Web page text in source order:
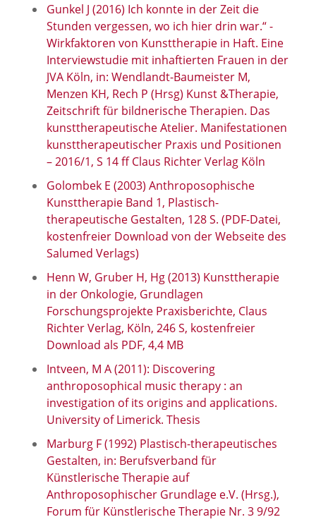
Gunkel J (2016) Ich konnte in der Zeit die
Stunden vergessen, wo ich hier drin war.“ -
Wirkfaktoren von Kunsttherapie in Haft. Eine
Interviewstudie mit inhaftierten Frauen in der
JVA Köln, in: Wendlandt-Baumeister M,
Menzen KH, Rech P (Hrsg) Kunst &Therapie,
Zeitschrift für bildnerische Therapien. Das
kunsttherapeutische Atelier. Manifestationen
kunsttherapeutischer Praxis und Positionen
– 2016/1, S 14 ff Claus Richter Verlag Köln
Golombek E (2003) Anthroposophische
Kunsttherapie Band 1, Plastisch-
therapeutische Gestalten, 128 S. (PDF-Datei,
kostenfreier Download von der Webseite des
Salumed Verlags)
Henn W, Gruber H, Hg (2013) Kunsttherapie
in der Onkologie, Grundlagen
Forschungsprojekte Praxisberichte, Claus
Richter Verlag, Köln, 246 S, kostenfreier
Download als PDF, 4,4 MB
Intveen, M A (2011): Discovering
anthroposophical music therapy : an
investigation of its origins and applications.
University of Limerick. Thesis
Marburg F (1992) Plastisch-therapeutisches
Gestalten, in: Berufsverband für
Künstlerische Therapie auf
Anthroposophischer Grundlage e.V. (Hrsg.),
Forum für Künstlerische Therapie Nr. 3 9/92